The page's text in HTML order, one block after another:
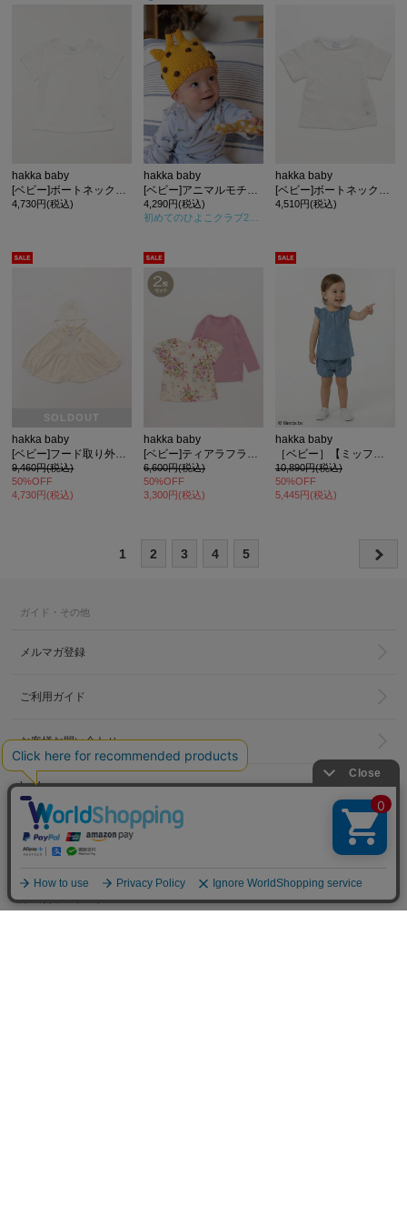
hakka baby
[ベビー]ボートネック半袖Tシャツ
4,730円(税込)
hakka baby
[ベビー]アニマルモチーフニット帽
4,290円(税込)
初めてのひよこクラブ2025年秋号
hakka baby
[ベビー]ボートネック半袖Tシャツ
4,510円(税込)
SOLDOUT
hakka baby
[ベビー]フード取り外し可ジップアップパーカー
9,460円(税込)
50%OFF
4,730円(税込)
hakka baby
[ベビー]ティアラフラワープリントTシャツセット
6,600円(税込)
50%OFF
3,300円(税込)
hakka baby
［ベビー］【ミッフィー】総柄刺繍デニムチュニックパンツセット
10,890円(税込)
50%OFF
5,445円(税込)
1 2 3 4 5
ガイド・その他
メルマガ登録
ご利用ガイド
お客様お問い合わせ
hakka group
LINKS
トータルディレクター
葉山啓子のブログ
PRESS BLOG